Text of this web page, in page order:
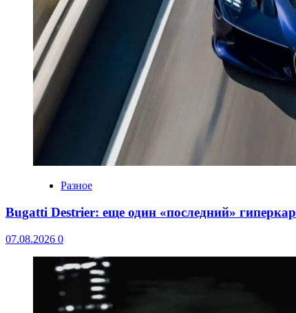
Разное
Bugatti Destrier: еще один «последний»
07.08.2026 0